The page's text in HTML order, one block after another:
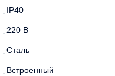
IP40
220 В
Сталь
Встроенный